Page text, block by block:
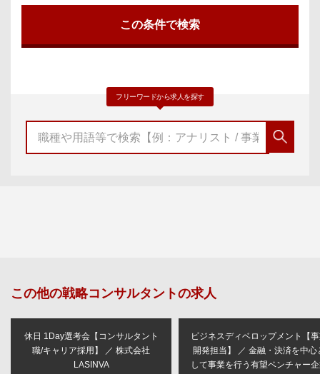
フリーワードから求人を探す
この他の戦略コンサルタントの求人
休日 1Day選考会【コンサルタント
職/キャリア採用】 ／ 株式会社
LASINVA
ビジネスディベロップメント【
開発担当】 ／ 金融・決済を中心
して事業を行う有望ベンチャー